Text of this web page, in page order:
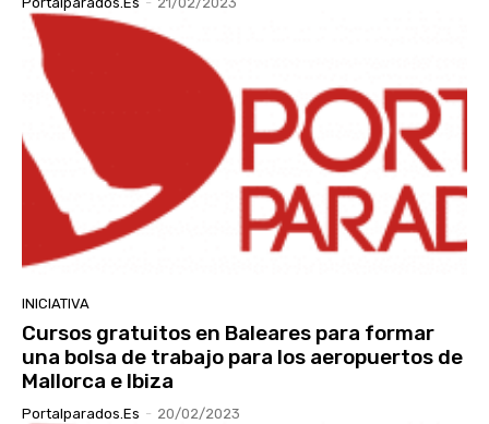
INICIATIVA
Cursos gratuitos en Baleares para formar
una bolsa de trabajo para los aeropuertos de
Mallorca e Ibiza
Portalparados.es - 20/02/2023